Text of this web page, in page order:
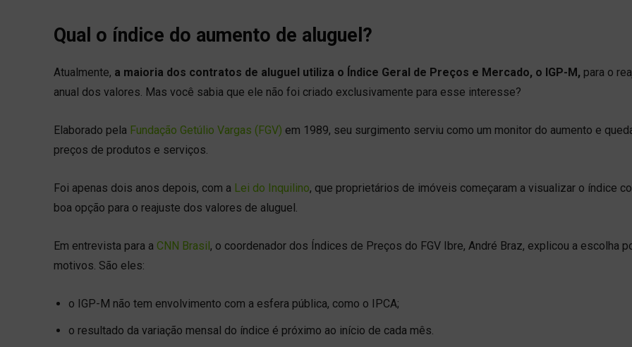
Qual o índice do aumento de aluguel?
Atualmente, a maioria dos contratos de aluguel utiliza o Índice Geral de Preços e Mercado, o IGP-M, para o
anual dos valores. Mas você sabia que ele não foi criado exclusivamente para esse interesse?
Elaborado pela Fundação Getúlio Vargas (FGV) em 1989, seu surgimento serviu como um monitor do aumento e
preços de produtos e serviços.
Foi apenas dois anos depois, com a Lei do Inquilino, que proprietários de imóveis começaram a visualizar o índice
boa opção para o reajuste dos valores de aluguel.
Em entrevista para a CNN Brasil, o coordenador dos Índices de Preços do FGV Ibre, André Braz, explicou a escolha
motivos. São eles:
o IGP-M não tem envolvimento com a esfera pública, como o IPCA;
o resultado da variação mensal do índice é próximo ao início de cada mês.